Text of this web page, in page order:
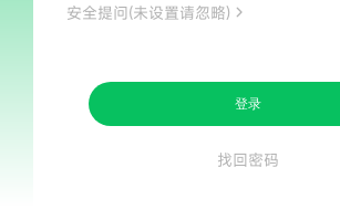
安全提问(未设置请忽略)
登录
找回密码